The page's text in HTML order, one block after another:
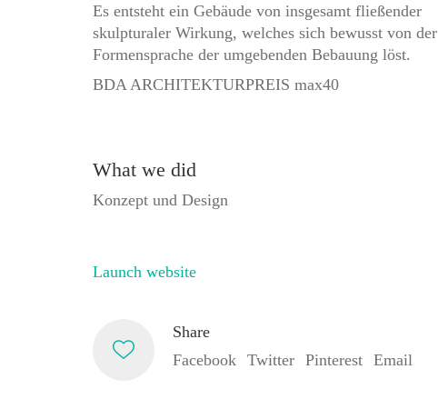
Es entsteht ein Gebäude von insgesamt fließender
skulpturaler Wirkung, welches sich bewusst von der
Formensprache der umgebenden Bebauung löst.
BDA ARCHITEKTURPREIS max40
What we did
Konzept und Design
Launch website
Share
Facebook Twitter Pinterest Email